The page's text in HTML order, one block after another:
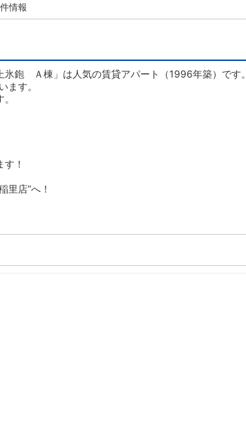
情報
鉋 Ａ棟」は人気の賃貸アパート（1996年築）です。
ます。
！
里店”へ！